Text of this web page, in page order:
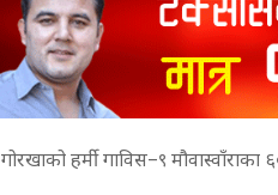
गोरखाको हर्मी गाविस–९ मौवास्वाँराका